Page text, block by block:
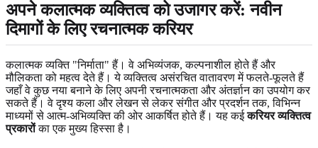
अपने कलात्मक व्यक्तित्व को उजागर करें: नवीन
दिमागों के लिए रचनात्मक करियर
कलात्मक व्यक्ति "निर्माता" हैं। वे अभिव्यंजक, कल्पनाशील होते हैं और
मौलिकता को महत्व देते हैं। ये व्यक्तित्व असंरचित वातावरण में फलते-फूलते हैं
जहाँ वे कुछ नया बनाने के लिए अपनी रचनात्मकता और अंतर्ज्ञान का उपयोग कर
सकते हैं। वे दृश्य कला और लेखन से लेकर संगीत और प्रदर्शन तक, विभिन्न
माध्यमों से आत्म-अभिव्यक्ति की ओर आकर्षित होते हैं। यह कईकरियर व्यक्तित्व
प्रकारोंका एक मुख्य हिस्सा है।